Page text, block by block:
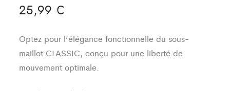
25,99 €
Optez pour l’élégance fonctionnelle du sous-
maillot CLASSIC, conçu pour une liberté de
mouvement optimale.